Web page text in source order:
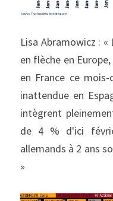
Lisa Abramowicz :
en flèche en
en France ce
inattendue en
intègrent
de 4 % d'ici
allemands à 2 ans
»